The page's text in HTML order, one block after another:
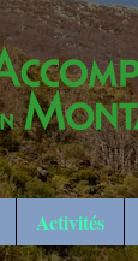
Activités